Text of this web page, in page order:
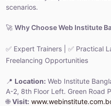
scenarios.
🚀 Why Choose Web Institute
✅ Expert Trainers | ✅ Practical
Freelancing Opportunities
📍 Location: Web Institute
A-2, 8th Floor Left. Green Road
🌐Visit: